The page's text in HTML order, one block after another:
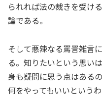
られれば法の裁きを受け
論である。
そして悪辣なる罵詈雑言
る。知りたいという思い
身も疑問に思う点はある
何をやってもいいというわ